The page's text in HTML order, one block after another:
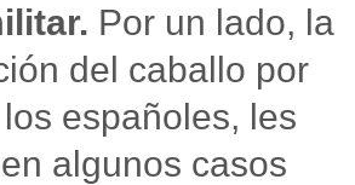
Por un lado, la
del caballo por
españoles, les
algunos casos